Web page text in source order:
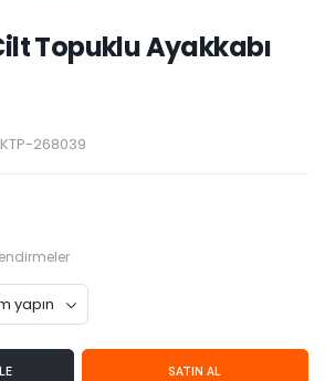
Topuklu Ayakkabı
268039
SATIN AL